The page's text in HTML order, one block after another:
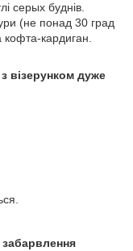
серых буднів.
(не понад 30 град
кофта-кардиган.
візерунком дуже
забарвлення